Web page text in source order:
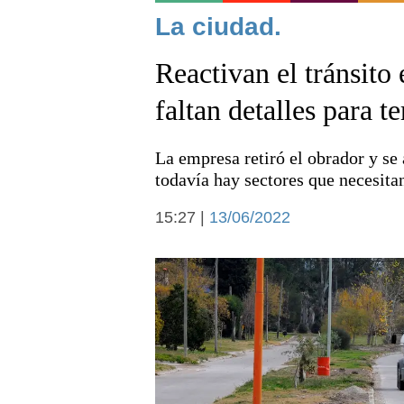
Noticias
Deportes
Arte y cultura
Economía y campo
La ciudad.
Reactivan el
faltan detalles para
La empresa retiró el obrador y
todavía hay sectores que
15:27 | 13/06/2022